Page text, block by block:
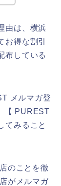
由は、横浜
お得な割引
布している
メルマガ登
【 PUREST
てみること
のことを徹
がメルマガ